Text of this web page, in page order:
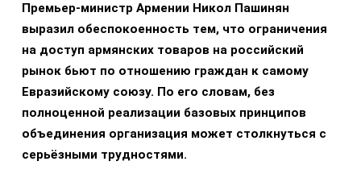
Премьер-министр Армении Никол Пашинян
выразил обеспокоенность тем, что ограничения
на доступ армянских товаров на российский
рынок бьют по отношению граждан к самому
Евразийскому союзу. По его словам, без
полноценной реализации базовых принципов
объединения организация может столкнуться с
серьёзными трудностями.